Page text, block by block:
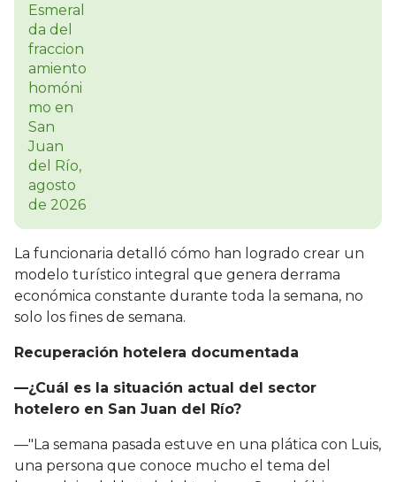
La funcionaria detalló cómo han logrado crear un
modelo turístico integral que genera derrama
económica constante durante toda la semana, no
solo los fines de semana.
Recuperación hotelera documentada
—¿Cuál es la situación actual del sector
hotelero en San Juan del Río?
—"La semana pasada estuve en una plática con Luis,
una persona que conoce mucho el tema del